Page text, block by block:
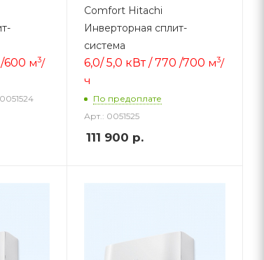
600 м3/
Comfort Hitachi
Инверторная сплит-
система
6,0/ 5,0 кВт / 770 /700 м3/
ч
По предоплате
Арт.: 0051525
111 900 р.